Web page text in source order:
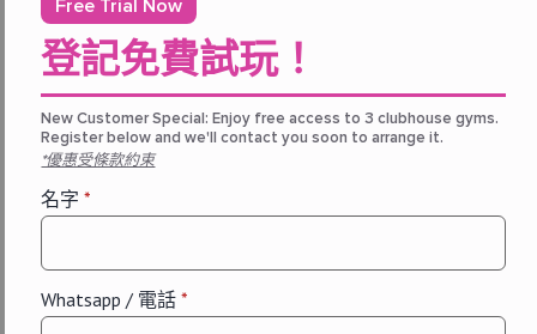
Promotion, The One Membership
The One Membership Online
Exclusive: 2人同行加入The One 運
動會籍送3揀1體驗券10張
5 8 月, 2026
約埋朋友一齊做運動！今個八月，Waterfall Sports &
Free Trial Now
登記免費試玩！
New Customer Special: Enjoy free access to 3 clubhouse gyms.
Register below and we'll contact you soon to arrange it.
*優惠受條款約束
名字 *
Whatsapp / 電話 *